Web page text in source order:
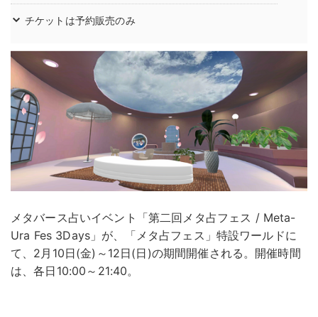
チケットは予約販売のみ
メタバース占いイベント「第二回メタ占フェス / Meta-
Ura Fes 3Days」が、「メタ占フェス」特設ワールドに
て、2月10日(金)～12日(日)の期間開催される。開催時間
は、各日10:00～21:40。